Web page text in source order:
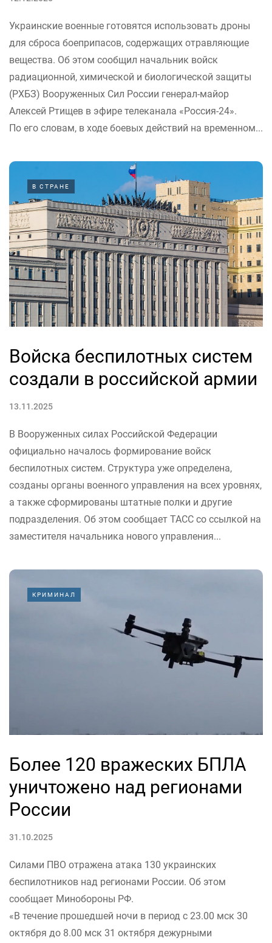
Украинские военные готовятся использовать дроны
для сброса боеприпасов, содержащих отравляющие
вещества. Об этом сообщил начальник войск
радиационной, химической и биологической защиты
(РХБЗ) Вооруженных Сил России генерал-майор
Алексей Ртищев в эфире телеканала «Россия-24».
По его словам, в ходе боевых действий на временном...
В СТРАНЕ
Войска беспилотных систем
создали в российской армии
13.11.2025
В Вооруженных силах Российской Федерации
официально началось формирование войск
беспилотных систем. Структура уже определена,
созданы органы военного управления на всех уровнях,
а также сформированы штатные полки и другие
подразделения. Об этом сообщает ТАСС со ссылкой на
заместителя начальника нового управления...
КРИМИНАЛ
Более 120 вражеских БПЛА
уничтожено над регионами
России
31.10.2025
Силами ПВО отражена атака 130 украинских
беспилотников над регионами России. Об этом
сообщает Минобороны РФ.
«В течение прошедшей ночи в период с 23.00 мск 30
октября до 8.00 мск 31 октября дежурными